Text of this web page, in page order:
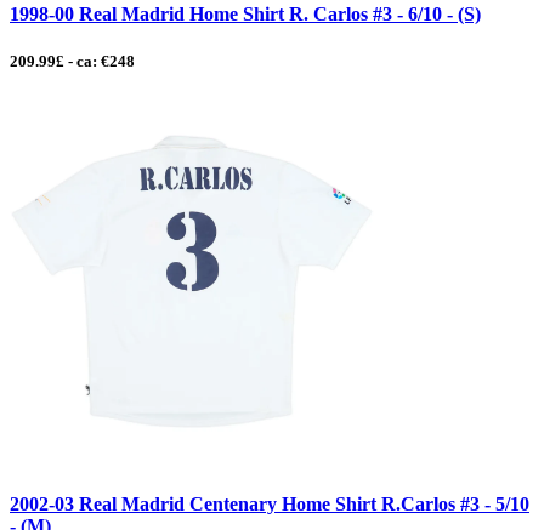
1998-00 Real Madrid Home Shirt R. Carlos #3 - 6/10 - (S)
209.99£ - ca: €248
2002-03 Real Madrid Centenary Home Shirt R.Carlos #3 - 5/10
- (M)